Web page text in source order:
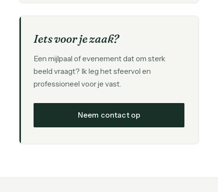
Iets voor je zaak?
Een mijlpaal of evenement dat om sterk
beeld vraagt? Ik leg het sfeervol en
professioneel voor je vast.
Neem contact op